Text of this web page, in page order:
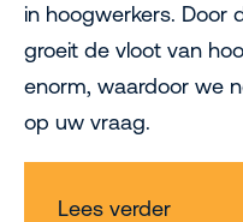
in hoogwerkers. Door
groeit de vloot van
enorm, waardoor we
op uw vraag.
Lees verder